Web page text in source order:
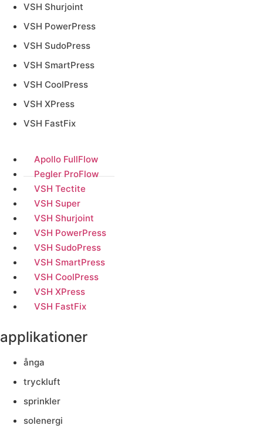
VSH Shurjoint
VSH PowerPress
VSH SudoPress
VSH SmartPress
VSH CoolPress
VSH XPress
VSH FastFix
Apollo FullFlow
Pegler ProFlow
VSH Tectite
VSH Super
VSH Shurjoint
VSH PowerPress
VSH SudoPress
VSH SmartPress
VSH CoolPress
VSH XPress
VSH FastFix
applikationer
ånga
tryckluft
sprinkler
solenergi